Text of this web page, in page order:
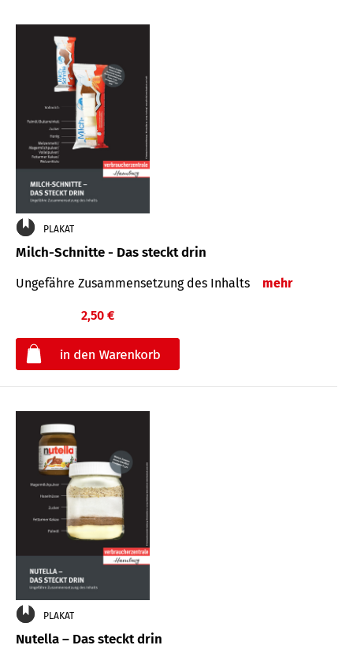
PLAKAT
Milch-Schnitte - Das steckt drin
Ungefähre Zu­sammen­setzung des Inhalts mehr
2,50 €
PLAKAT
Nutella – Das steckt drin